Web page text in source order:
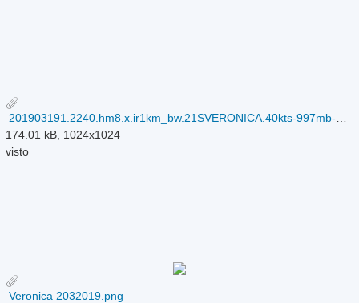
174.01 kB, 1024x1024
visto
Veronica 2032019.png